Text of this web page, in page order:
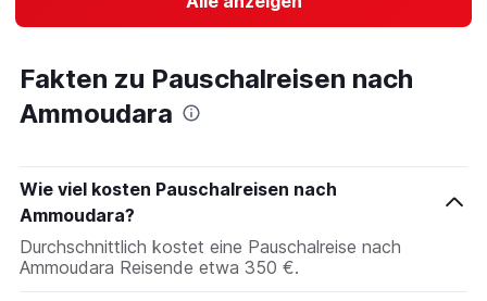
Fakten zu Pauschalreisen nach
Ammoudara
Wie viel kosten Pauschalreisen nach
Ammoudara?
Durchschnittlich kostet eine Pauschalreise nach
Ammoudara Reisende etwa 350 €.